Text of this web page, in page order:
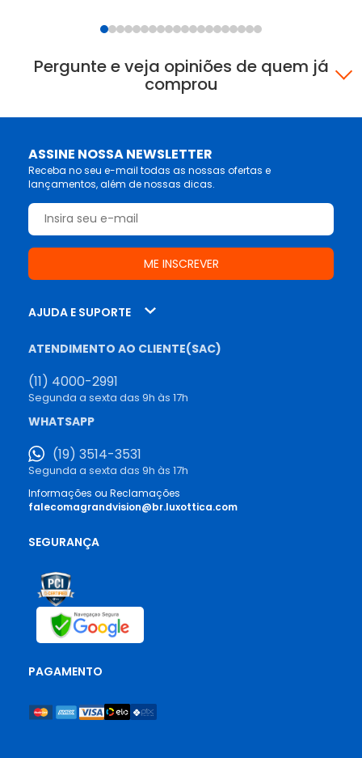
Pergunte e veja opiniões de quem já
comprou
ASSINE NOSSA NEWSLETTER
Receba no seu e-mail todas as nossas ofertas e
lançamentos, além de nossas dicas.
AJUDA E SUPORTE
ATENDIMENTO AO CLIENTE(SAC)
(11) 4000-2991
Segunda a sexta das 9h às 17h
WHATSAPP
(19) 3514-3531
Segunda a sexta das 9h às 17h
Informações ou Reclamações
falecomagrandvision@br.luxottica.com
SEGURANÇA
PAGAMENTO